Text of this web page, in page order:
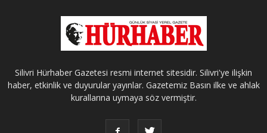
Silivri Hürhaber Gazetesi resmi internet sitesidir. Silivri'ye ilişkin
haber, etkinlik ve duyurular yayınlar. Gazetemiz Basın ilke ve ahlak
kurallarına uymaya söz vermiştir.